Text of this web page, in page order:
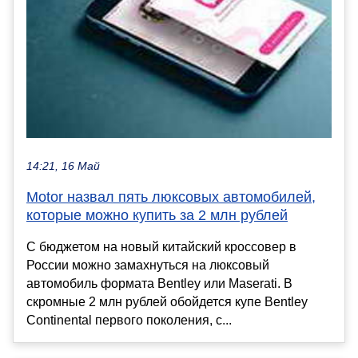
14:21, 16 Май
Motor назвал пять люксовых автомобилей,
которые можно купить за 2 млн рублей
С бюджетом на новый китайский кроссовер в
России можно замахнуться на люксовый
автомобиль формата Bentley или Maserati. В
скромные 2 млн рублей обойдется купе Bentley
Continental первого поколения, с...